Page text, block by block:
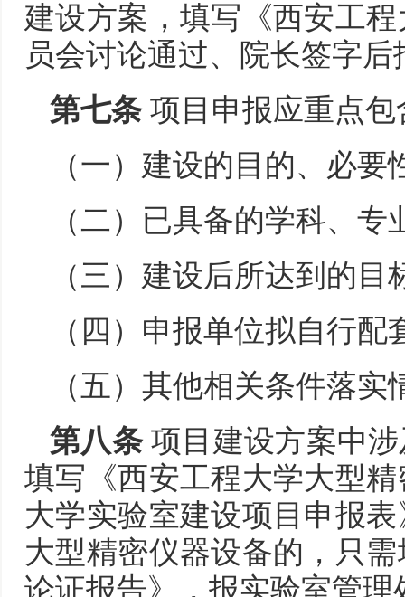
建设方案，填写《西安工
员会讨论通过、院长签字
第七条项目申报应重点包
（一）建设的目的、必
（二）已具备的学科、
（三）建设后所达到的目
（四）申报单位拟自行配
（五）其他相关条件落实
第八条项目建设方案中
填写《西安工程大学大型
大学实验室建设项目申报
大型精密仪器设备的，只
论证报告》，报实验室管理